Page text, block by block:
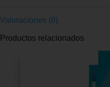
Valoraciones (0)
Productos relacionados